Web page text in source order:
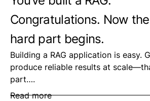
Congratulations. Now the
hard part begins.
Building a RAG application is easy.
produce reliable results at
part….
Read more